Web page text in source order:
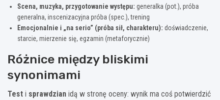
Scena, muzyka, przygotowanie występu: generalka (pot.), próba
generalna, inscenizacyjna próba (spec.), trening
Emocjonalnie i „na serio” (próba sił, charakteru): doświadczenie,
starcie, mierzenie się, egzamin (metaforycznie)
Różnice między bliskimi
synonimami
Test i sprawdzian idą w stronę oceny: wynik ma coś potwierdzić